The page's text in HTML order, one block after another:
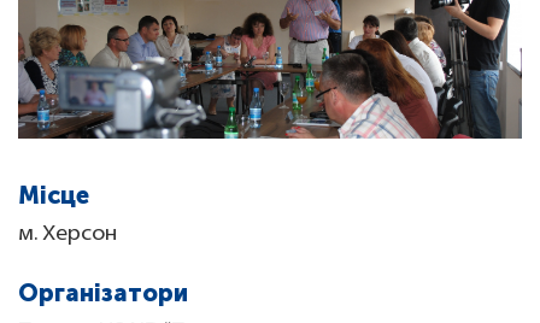
Місце
м. Херсон
Організатори